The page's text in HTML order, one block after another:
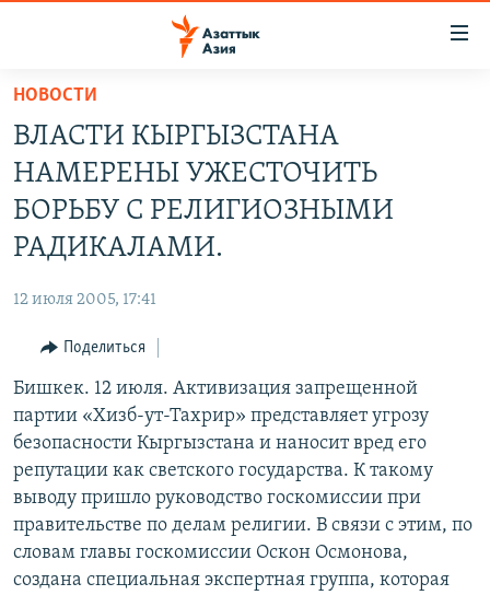
Вернуться
основному
содержанию
Вернутся
главной
Вернутся
поиску
КЫРГЫЗСТАН
УЗБЕКИСТАН
ВОЙНА В УКРАИНЕ
НА ДРУГИХ ЯЗЫКАХ
ЎЗБЕКЧА
ТОҶИКӢ
ПОДПИШИТЕСЬ НА НАС В СОЦСЕТЯХ
Все сайты РСЕ/РС
НОВОСТИ
ВЛАСТИ КЫРГЫЗСТАНА
НАМЕРЕНЫ УЖЕСТОЧИТЬ
БОРЬБУ С РЕЛИГИОЗНЫМИ
РАДИКАЛАМИ.
12 июля 2005, 17:41
Поделиться
Бишкек. 12 июля. Активизация запрещенной
партии «Хизб-ут-Тахрир» представляет угрозу
безопасности Кыргызстана и наносит вред его
репутации как светского государства. К такому
выводу пришло руководство госкомиссии при
правительстве по делам религии. В связи с этим, по
словам главы госкомиссии Оскон Осмонова,
создана специальная экспертная группа, которая